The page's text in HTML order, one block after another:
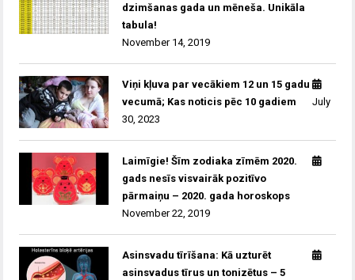
dzimšanas gada un mēneša. Unikāla
tabula!
November 14, 2019
Viņi kļuva par vecākiem 12 un 15 gadu
vecumā; Kas noticis pēc 10 gadiem
July
30, 2023
Laimīgie! Šīm zodiaka zīmēm 2020.
gads nesīs visvairāk pozitīvo
pārmaiņu – 2020. gada horoskops
November 22, 2019
Asinsvadu tīrīšana: Kā uzturēt
asinsvadus tīrus un tonizētus – 5